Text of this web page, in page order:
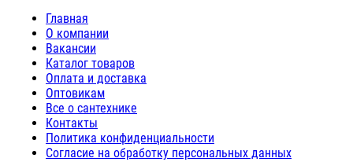
Главная
О компании
Вакансии
Каталог товаров
Оплата и доставка
Оптовикам
Все о сантехнике
Контакты
Политика конфиденциальности
Согласие на обработку персональных данных